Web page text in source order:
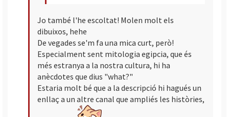
Jo també l'he escoltat! Molen molt els
dibuixos, hehe
De vegades se'm fa una mica curt, però!
Especialment sent mitologia egipcia, que és
més estranya a la nostra cultura, hi ha
anècdotes que dius "what?"
Estaria molt bé que a la descripció hi hagués un
enllaç a un altre canal que ampliés les històries,